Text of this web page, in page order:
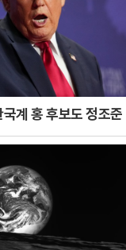
계 홍 후보도 정조준